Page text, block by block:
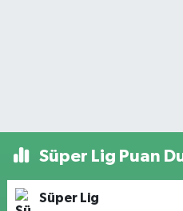
Süper Lig Puan
Süper Lig